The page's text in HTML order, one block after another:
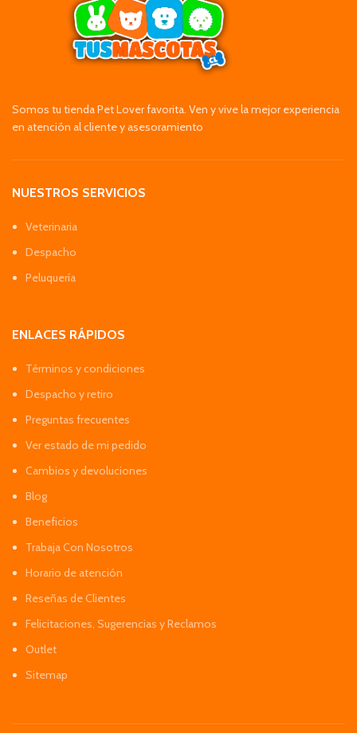
Somos tu tienda Pet Lover favorita. Ven y vive la mejor experiencia
en atención al cliente y asesoramiento
NUESTROS SERVICIOS
Veterinaria
Despacho
Peluquería
ENLACES RÁPIDOS
Términos y condiciones
Despacho y retiro
Preguntas frecuentes
Ver estado de mi pedido
Cambios y devoluciones
Blog
Beneficios
Trabaja Con Nosotros
Horario de atención
Reseñas de Clientes
Felicitaciones, Sugerencias y Reclamos
Outlet
Sitemap